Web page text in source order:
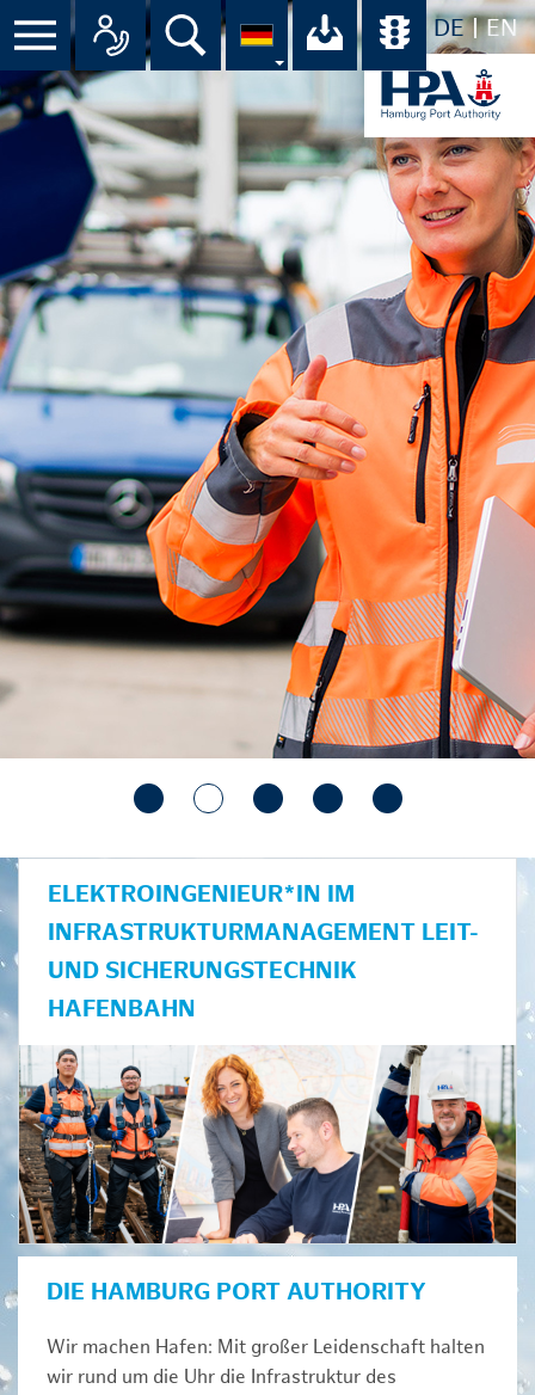
DE EN
Suche Ihr Download-
ELEKTROINGENIEUR*IN IM
INFRASTRUKTURMANAGEMENT LEIT-
UND SICHERUNGSTECHNIK
HAFENBAHN
DIE HAMBURG PORT AUTHORITY
Wir machen Hafen: Mit großer Leidenschaft halten
wir rund um die Uhr die Infrastruktur des